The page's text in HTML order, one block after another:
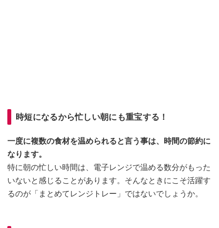
時短になるから忙しい朝にも重宝する！
一度に複数の食材を温められると言う事は、時間の節約に
なります。
特に朝の忙しい時間は、電子レンジで温める数分がもった
いないと感じることがあります。そんなときにこそ活躍す
るのが「まとめてレンジトレー」ではないでしょうか。